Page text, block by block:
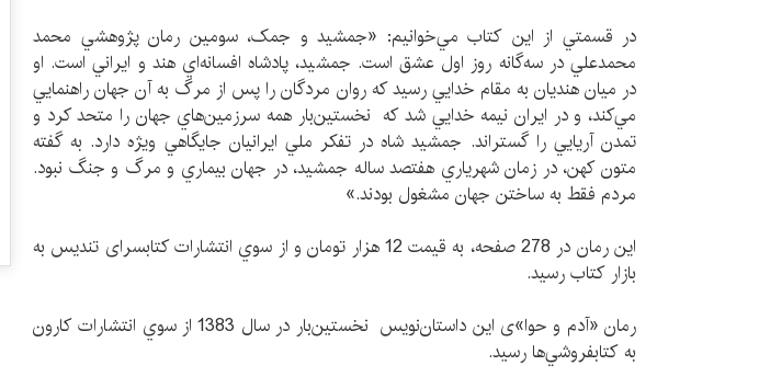
در قسمتي از اين كتاب مي‌خوانيم: «جمشيد و جمک، سومين رمان پژوهشي محمد
محمدعلي در سه‌گانه روز اول عشق است. جمشيد، پادشاه افسانه‌اي هند و ايراني است. او
در ميان هنديان به مقام خدايي رسيد که روان مردگان را پس از مرگ به آن جهان راهنمايي
مي‌کند، و در ايران نيمه خدايي شد که نخستين‌بار همه سرزمين‌هاي جهان را متحد کرد و
تمدن آريايي را گستراند. جمشيد شاه در تفکر ملي ايرانيان جايگاهي ويژه دارد. به گفته
متون کهن، در زمان شهرياري هفتصد ساله جمشيد، در جهان بيماري و مرگ و جنگ نبود.
مردم فقط به ساختن جهان مشغول بودند.»
این رمان در 278 صفحه، به قيمت 12 هزار تومان و از سوي انتشارات کتابسرای تندیس به
بازار كتاب رسيد.
رمان «آدم و حوا»ی این داستان‌نویس نخستين‌بار در سال 1383 از سوي انتشارات كارون
به كتابفروشي‌ها رسيد.